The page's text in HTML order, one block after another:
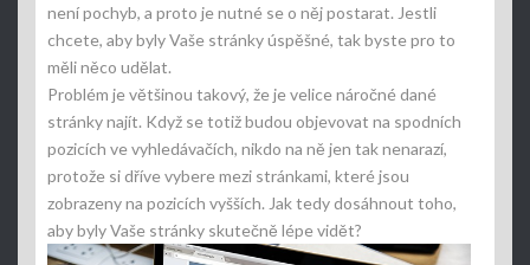
není pochyb, a proto je nutné se o něj postarat. Jestli
chcete, aby byly Vaše stránky úspěšné, tak byste pro to
měli něco udělat.
Problém je většinou takový, že je velice náročné dané
stránky najít. Když se totiž budou objevovat na spodních
pozicích ve vyhledávačích, nikdo na ně jen tak nenarazí,
protože si dříve vybere mezi stránkami, které jsou
zobrazeny na pozicích vyšších. Jak tedy dosáhnout toho,
aby byly Vaše stránky skutečně lépe vidět?